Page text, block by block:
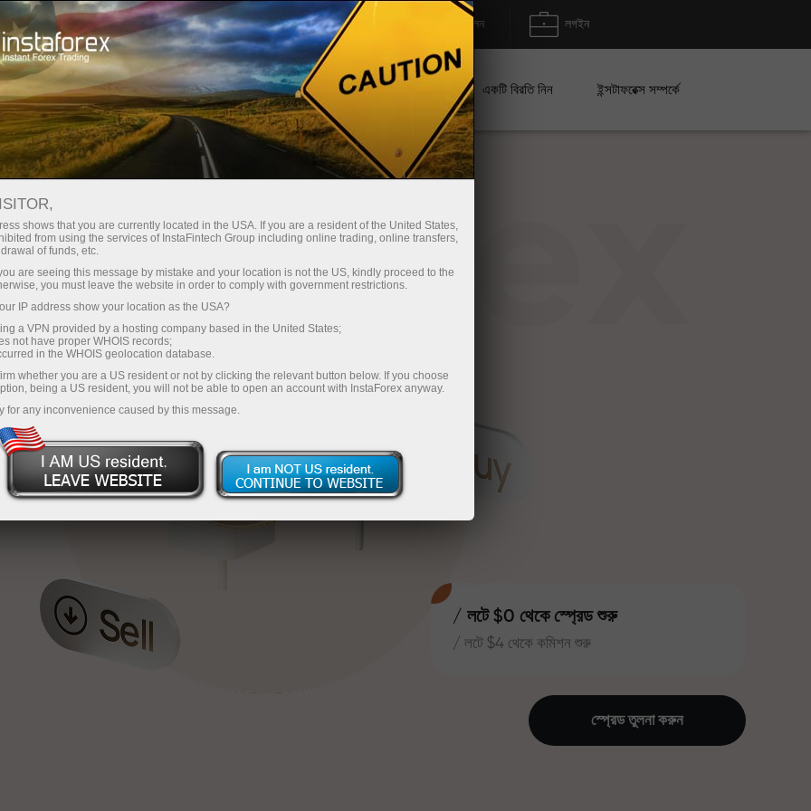
তাৎক্ষণিক অ্যাকাউন্ট খোলা ট্রেডিং প্ল্যাটফর্ম জমা/উত্তোলন লগইন
বিনিয়োগকারীদের জন্য অংশীদারদের জন্য ক্যাম্পেইন একটি বিরতি নিন ইন্সটাফরেক্স সম্পর্কে
/ লটে $0 থেকে স্প্রেড শুরু
/ লটে $4 থেকে কমিশন শুরু
স্প্রেড তুলনা করুন
shows that you are currently located in the USA. If you are a resident of the United States,
from using the services of InstaFintech Group including online trading, online transfers,
of funds, etc.
are seeing this message by mistake and your location is not the US, kindly proceed to the
you must leave the website in order to comply with government restrictions.
IP address show your location as the USA?
a VPN provided by a hosting company based in the United States;
not have proper WHOIS records;
in the WHOIS geolocation database.
whether you are a US resident or not by clicking the relevant button below. If you choose
being a US resident, you will not be able to open an account with InstaForex anyway.
for any inconvenience caused by this message.